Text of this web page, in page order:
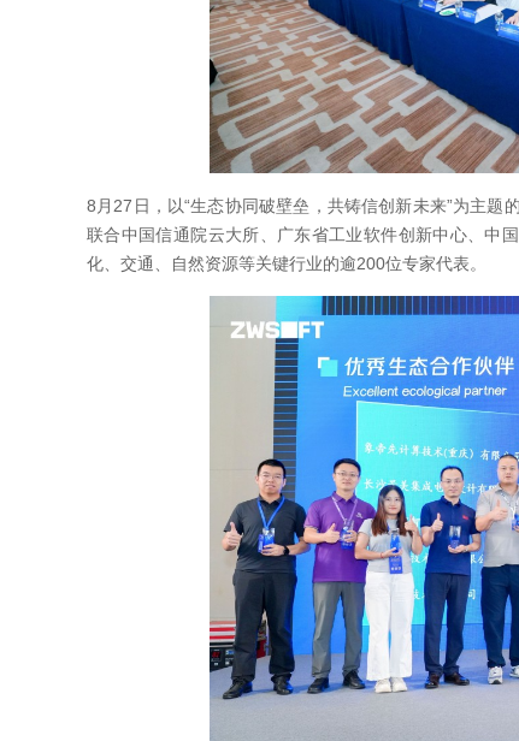
8月27日，以“生态协同破壁垒，共铸信创新未来”为主
联合中国信通院云大所、广东省工业软件创新中心、中
化、交通、自然资源等关键行业的逾200位专家代表。